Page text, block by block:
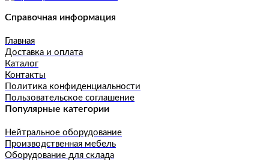
Справочная информация
Главная
Доставка и оплата
Каталог
Контакты
Политика конфиденциальности
Пользовательское соглашение
Популярные категории
Нейтральное оборудование
Производственная мебель
Оборудование для склада